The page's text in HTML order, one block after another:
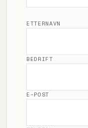
ETTERNAVN
BEDRIFT
E-POST